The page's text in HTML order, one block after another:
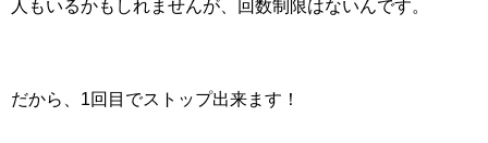
人もいるかもしれませんが、回数制限はないんです。
だから、1回目でストップ出来ます！